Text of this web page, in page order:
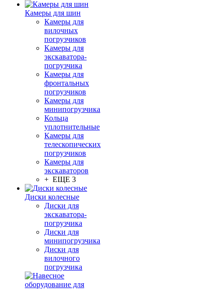
Камеры для шин
Камеры для
вилочных
погрузчиков
Камеры для
экскаватора-
погрузчика
Камеры для
фронтальных
погрузчиков
Камеры для
минипогрузчика
Кольца
уплотнительные
Камеры для
телескопических
погрузчиков
Камеры для
экскаваторов
+ ЕЩЕ 3
Диски колесные
Диски для
экскаватора-
погрузчика
Диски для
минипогрузчика
Диски для
вилочного
погрузчика